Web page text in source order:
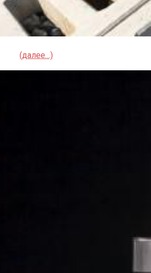
(далее…)